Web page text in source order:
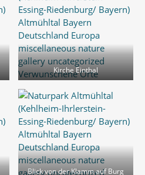
Kirche Einthal
Blick von der Klamm auf Burg